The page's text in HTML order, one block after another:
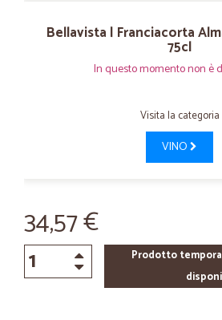
Bellavista | Franciacorta
75cl
In questo momento non è
Visita la categoria
VINO
34,57 €
Prodotto